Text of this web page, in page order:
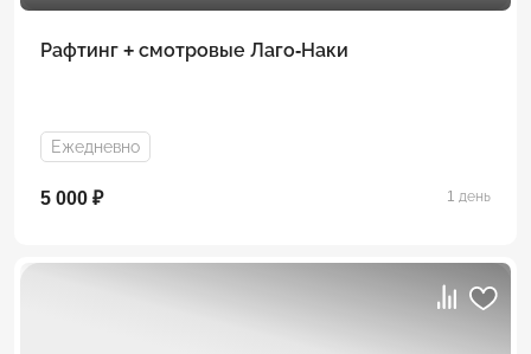
Рафтинг + смотровые Лаго-Наки
Ежедневно
5 000 ₽ 1 день